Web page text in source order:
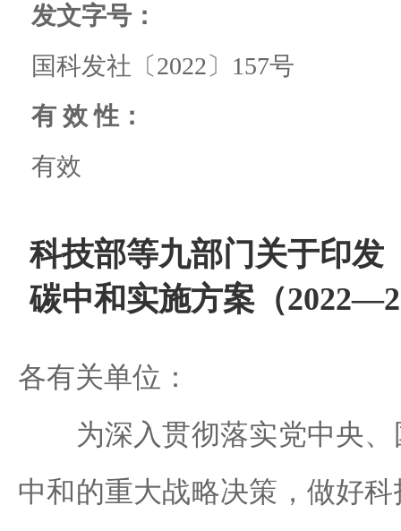
发文字号：
国科发社〔2022〕157号
有 效 性：
有效
科技部等九部门关于印发
碳中和实施方案（
各有关单位：
为深入贯彻落实党中央、
中和的重大战略决策，做好